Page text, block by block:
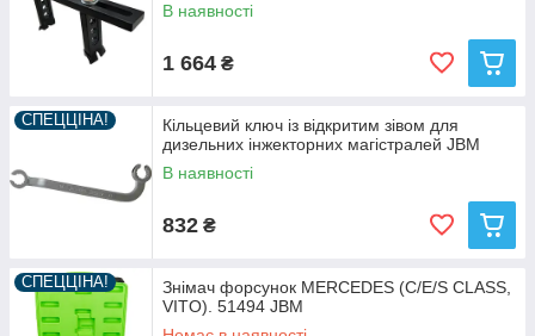
В наявності
1 664 ₴
СПЕЦЦІНА!
Кільцевий ключ із відкритим зівом для
дизельних інжекторних магістралей JBM
В наявності
832 ₴
СПЕЦЦІНА!
Знімач форсунок MERCEDES (C/E/S CLASS,
VITO). 51494 JBM